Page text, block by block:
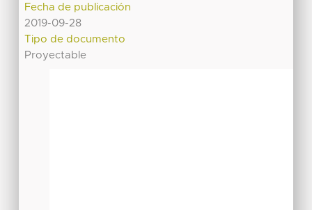
Fecha de publicación
2019-09-28
Tipo de documento
Proyectable